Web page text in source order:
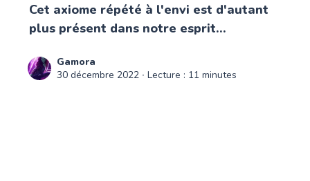
Cet axiome répété à l'envi est d'autant
plus présent dans notre esprit...
Gamora
30 décembre 2022 ∙ Lecture : 11 minutes